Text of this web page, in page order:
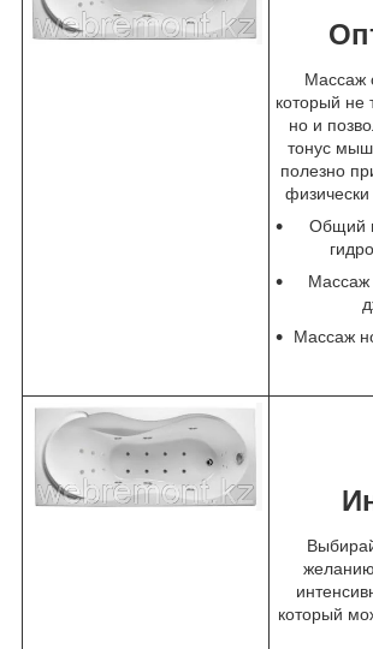
Массаж
который не
но и
тонус
полезно
Общий
Массаж
Массаж
который